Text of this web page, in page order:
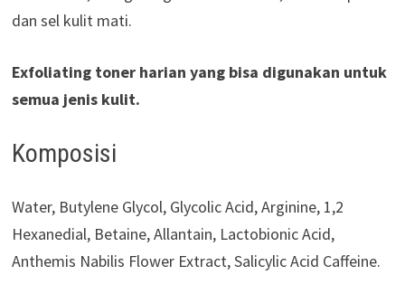
dan sel kulit mati.
Exfoliating toner harian yang bisa digunakan untuk
semua jenis kulit.
Komposisi
Water, Butylene Glycol, Glycolic Acid, Arginine, 1,2
Hexanedial, Betaine, Allantain, Lactobionic Acid,
Anthemis Nabilis Flower Extract, Salicylic Acid Caffeine.